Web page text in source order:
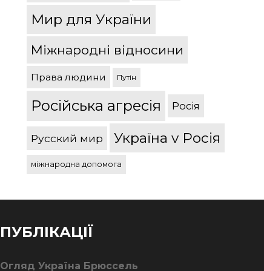
Мир для України
Міжнародні відносини
Права людини Путін
Російська агресія Росія
Русский мир Україна v Росія
міжнародна допомога
ПУБЛІКАЦІЇ
Огляд Україна Брюссель